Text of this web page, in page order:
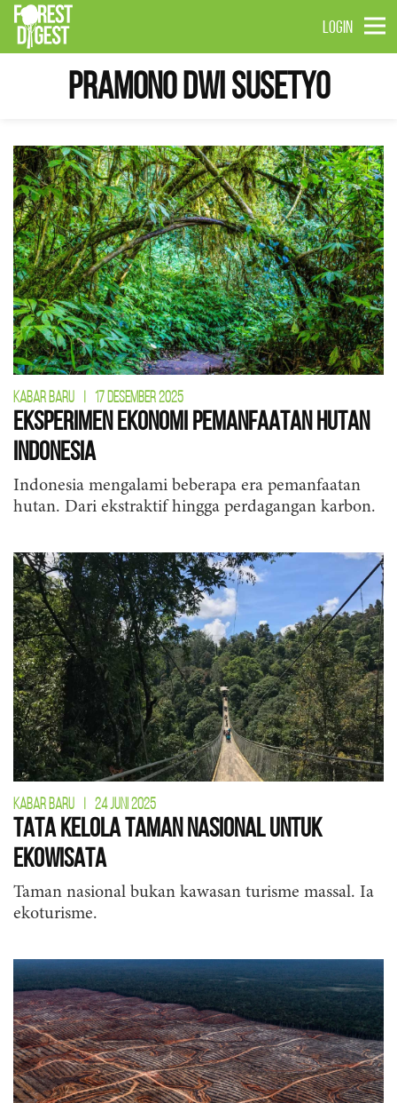
LOGIN
Pramono Dwi Susetyo
KABAR BARU | 17 DESEMBER 2025
Eksperimen Ekonomi Pemanfaatan Hutan
Indonesia
Indonesia mengalami beberapa era pemanfaatan
hutan. Dari ekstraktif hingga perdagangan karbon.
KABAR BARU | 24 JUNI 2025
Tata Kelola Taman Nasional untuk
Ekowisata
Taman nasional bukan kawasan turisme massal. Ia
ekoturisme.